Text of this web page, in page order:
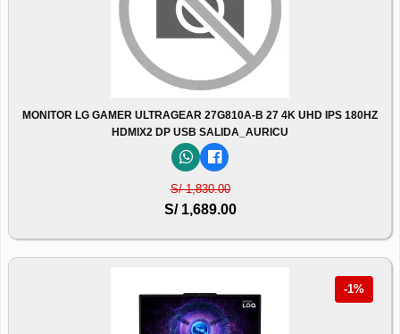
MONITOR LG GAMER ULTRAGEAR 27G810A-B 27 4K UHD IPS 180HZ
HDMIX2 DP USB SALIDA_AURICU
S/ 1,830.00
S/ 1,689.00
-1%